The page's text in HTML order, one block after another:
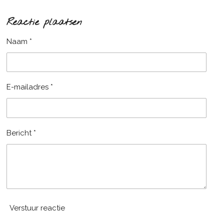
e
l
r
e
Reactie plaatsen
Naam *
E-mailadres *
Bericht *
Verstuur reactie